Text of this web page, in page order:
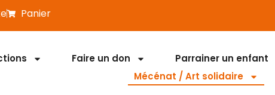
Panier
Faire un don Parrainer un enfant
Mécénat / Art solidaire